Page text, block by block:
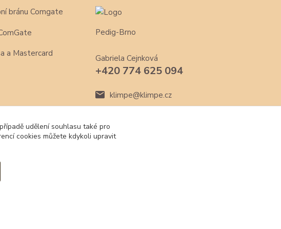
bránu Comgate
a Mastercard
Pedig-Brno
Gabriela Cejnková
+420 774 625 094
klimpe@klimpe.cz
udělení souhlasu také pro
cookies můžete kdykoli upravit